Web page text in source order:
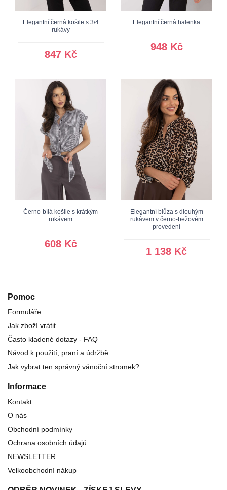
Elegantní černá košile s 3/4
rukávy
847 Kč
Elegantní černá halenka
948 Kč
Černo-bílá košile s krátkým
rukávem
608 Kč
Elegantní blůza s dlouhým
rukávem v černo-bežovém
provedení
1 138 Kč
Pomoc
Formuláře
Jak zboží vrátit
Často kladené dotazy - FAQ
Návod k použití, praní a údržbě
Jak vybrat ten správný vánoční stromek?
Informace
Kontakt
O nás
Obchodní podmínky
Ochrana osobních údajů
NEWSLETTER
Velkoobchodní nákup